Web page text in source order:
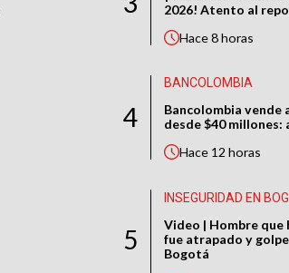
2026! Atento al
Hace8 horas
4
BANCOLOMBIA
Bancolombia
desde $40 millones:
Hace 12 horas
5
INSEGURIDAD EN
Video | Hombre que
fue atrapado y
Bogotá